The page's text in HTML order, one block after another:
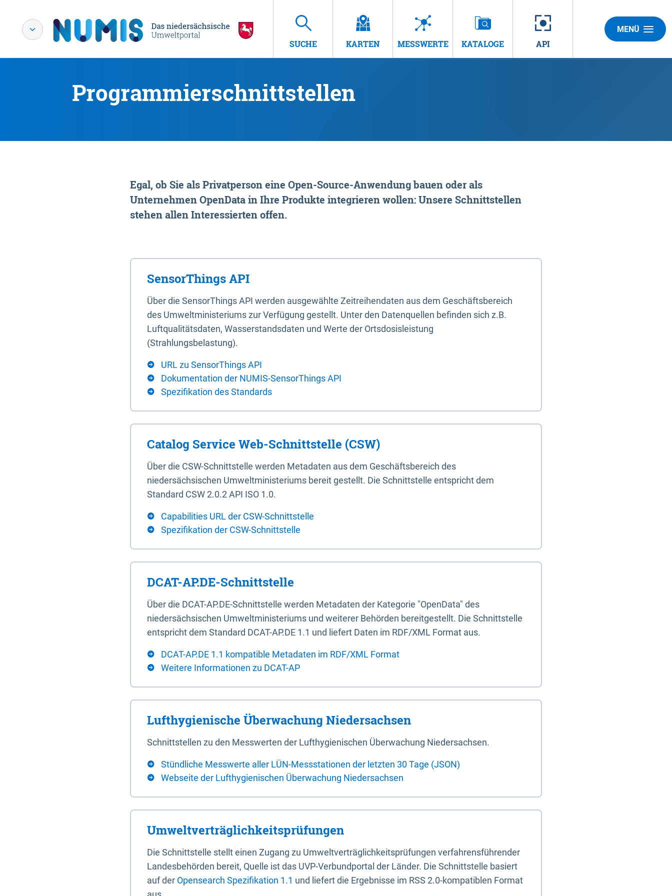
SUCHE KARTEN MESSWERTE KATALOGE API
MENÜ
Programmierschnittstellen
Egal, ob Sie als Privatperson eine Open-Source-Anwendung bauen oder als
Unternehmen OpenData in Ihre Produkte integrieren wollen: Unsere Schnittstellen
stehen allen Interessierten offen.
SensorThings API
Über die SensorThings API werden ausgewählte Zeitreihendaten aus dem Geschäftsbereich
des Umweltministeriums zur Verfügung gestellt. Unter den Datenquellen befinden sich z.B.
Luftqualitätsdaten, Wasserstandsdaten und Werte der Ortsdosisleistung
(Strahlungsbelastung).
URL zu SensorThings API
Dokumentation der NUMIS-SensorThings API
Spezifikation des Standards
Catalog Service Web-Schnittstelle (CSW)
Über die CSW-Schnittstelle werden Metadaten aus dem Geschäftsbereich des
niedersächsischen Umweltministeriums bereit gestellt. Die Schnittstelle entspricht dem
Standard CSW 2.0.2 API ISO 1.0.
Capabilities URL der CSW-Schnittstelle
Spezifikation der CSW-Schnittstelle
DCAT-AP.DE-Schnittstelle
Über die DCAT-AP.DE-Schnittstelle werden Metadaten der Kategorie "OpenData" des
niedersächsischen Umweltministeriums und weiterer Behörden bereitgestellt. Die Schnittstelle
entspricht dem Standard DCAT-AP.DE 1.1 und liefert Daten im RDF/XML Format aus.
DCAT-AP.DE 1.1 kompatible Metadaten im RDF/XML Format
Weitere Informationen zu DCAT-AP
Lufthygienische Überwachung Niedersachsen
Schnittstellen zu den Messwerten der Lufthygienischen Überwachung Niedersachsen.
Stündliche Messwerte aller LÜN-Messstationen der letzten 30 Tage (JSON)
Webseite der Lufthygienischen Überwachung Niedersachsen
Umweltverträglichkeitsprüfungen
Die Schnittstelle stellt einen Zugang zu Umweltverträglichkeitsprüfungen verfahrensführender
Landesbehörden bereit, Quelle ist das UVP-Verbundportal der Länder. Die Schnittstelle basiert
auf der Opensearch Spezifikation 1.1 und liefert die Ergebnisse im RSS 2.0-kompatiblen Format